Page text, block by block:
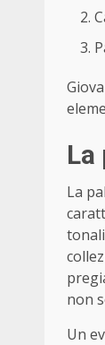
La
non
Un